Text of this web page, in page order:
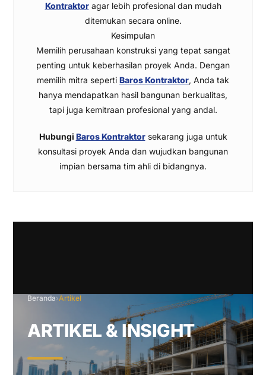
Kontraktoragar lebih profesional dan mudah
ditemukan secara online.
Kesimpulan
Memilih perusahaan konstruksi yang tepat sangat
penting untuk keberhasilan proyek Anda. Dengan
memilih mitra seperti Baros Kontraktor, Anda tak
hanya mendapatkan hasil bangunan berkualitas,
tapi juga kemitraan profesional yang andal.
Hubungi Baros Kontraktorsekarang juga untuk
konsultasi proyek Anda dan wujudkan bangunan
impian bersama tim ahli di bidangnya.
Beranda›Artikel
ARTIKEL & INSIGHT